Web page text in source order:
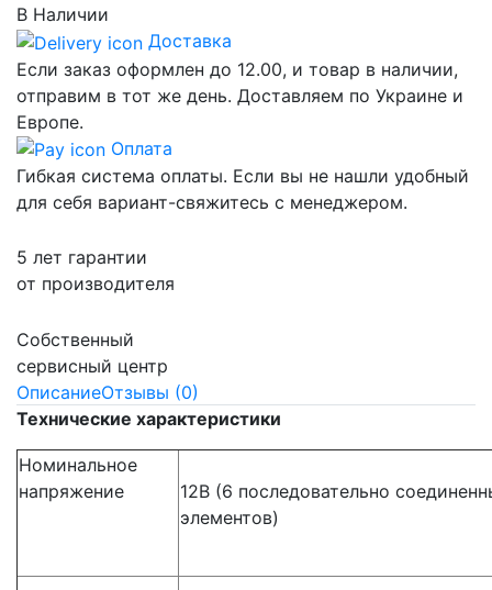
В Наличии
Доставка
Если заказ оформлен до 12.00, и товар в наличии,
отправим в тот же день. Доставляем по Украине и
Европе.
Оплата
Гибкая система оплаты. Если вы не нашли удобный
для себя вариант-свяжитесь с менеджером.
5 лет гарантии
от производителя
Собственный
сервисный центр
ОписаниеОтзывы (0)
Технические характеристики
Номинальное
напряжение
12В (6 последовательно
элементов)